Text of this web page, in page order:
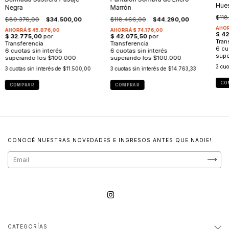
Negra
$80.376,00 $34.500,00
3 cuotas sin interés de $11.500,00
COMPRAR
Marrón
$118.466,00 $44.290,00
3 cuotas sin interés de $14.763,33
COMPRAR
3
CONOCÉ NUESTRAS NOVEDADES E INGRESOS ANTES QUE NADIE!
CATEGORÍAS